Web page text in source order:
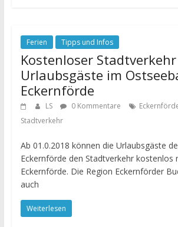
Ferien Tipps und Infos
Kostenloser
Urlaubsgäste im
Eckernförde
LS 0 Kommentare
Stadtverkehr
Ab 01.0.2018 können die Urlaubsgäste
Eckernförde den Stadtverkehr kostenlos
Eckernförde. Die Region Eckernförder
auch
Weiterlesen